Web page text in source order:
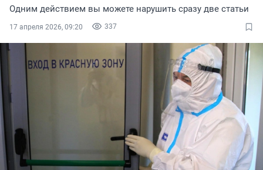
Одним действием вы можете нарушить сразу две статьи
337
17 апреля 2026, 09:20